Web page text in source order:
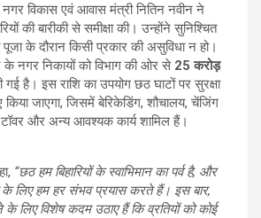
विकास एवं आवास मंत्री नितिन नवीन ने
की बारीकी से समीक्षा की। उन्होंने सुनिश्चित
पूजा के दौरान किसी प्रकार की असुविधा न हो।
नगर निकायों को विभाग की ओर से 25 करोड़
गई है। इस राशि का उपयोग छठ घाटों पर सुरक्षा
जाएगा, जिसमें बेरिकेडिंग, शौचालय, चेंजिंग
और अन्य आवश्यक कार्य शामिल हैं।
“छठ हम बिहारियों के स्वाभिमान का पर्व है, और
के लिए हम हर संभव प्रयास करते हैं। इस बार,
लिए विशेष कदम उठाए हैं कि व्रतियों को कोई